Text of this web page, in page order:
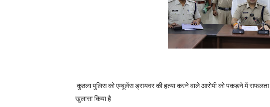
कटनी- अधिकारियों कर्मचारियों के अवकाश पर लगी
कटनी - मुख्यमंत्री डॉ. यादव 6 मई को हाई एवं हायर
कुठला पुलिस को एम्बूलेंस ड्रायवर की हत्या करने वाले आरोपी को पकड़ने में सफलता
खुलासा किया है